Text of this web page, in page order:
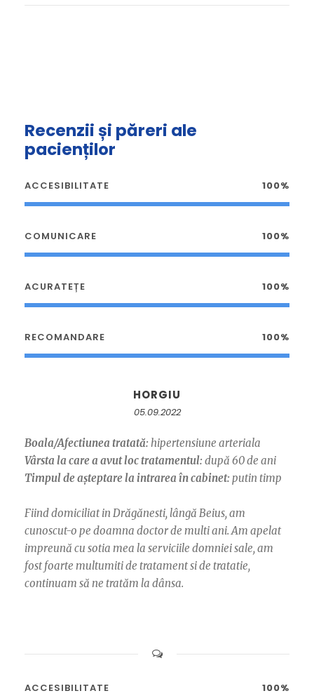
Recenzii și păreri ale
pacienților
ACCESIBILITATE 100%
COMUNICARE 100%
ACURATEȚE 100%
RECOMANDARE 100%
HORGIU
05.09.2022
Boala/Afectiunea tratată: hipertensiune arteriala
Vârsta la care a avut loc tratamentul: după 60 de ani
Timpul de așteptare la intrarea în cabinet: putin timp
Fiind domiciliat in Drăgănesti, lângă Beius, am
cunoscut-o pe doamna doctor de multi ani. Am apelat
impreună cu sotia mea la serviciile domniei sale, am
fost foarte multumiti de tratament si de tratatie,
continuam să ne tratăm la dânsa.
ACCESIBILITATE 100%